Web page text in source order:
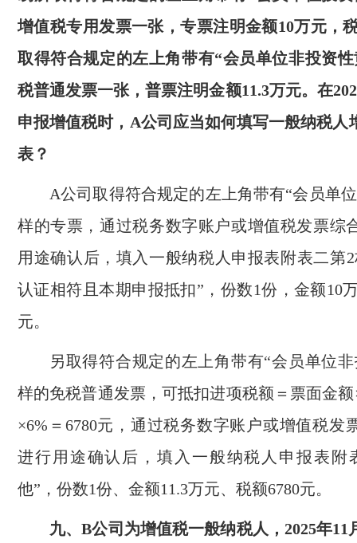
增值税专用发票一张，专票注明金额10万元，
取得符合规定的左上角带有“会员单位非投资
税普通发票一张，普票注明金额11.3万元。在
申报增值税时，A公司应当如何填写一般纳税人
表？
A公司取得符合规定的左上角带有“会员单
样的专票，通过税务数字账户或增值税发票综
用途确认后，填入一般纳税人申报表附表二第
认证相符且本期申报抵扣”，份数1份，金额10
元。
另取得符合规定的左上角带有“会员单位
样的免税普通发票，可抵扣进项税额＝票面金额
×6%＝6780元，通过税务数字账户或增值税发
进行用途确认后，填入一般纳税人申报表附
他”，份数1份、金额11.3万元、税额6780元。
九、B公司为增值税一般纳税人，2025年11